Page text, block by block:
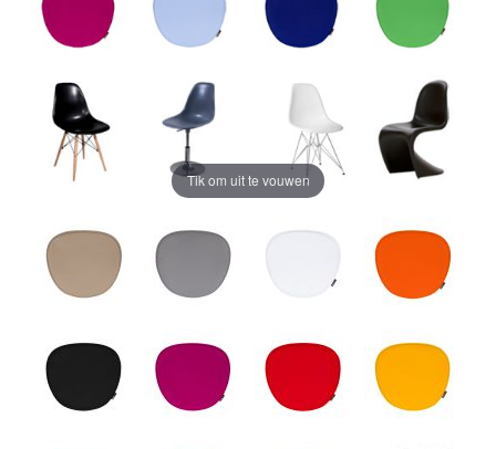
Tik om uit te vouwen